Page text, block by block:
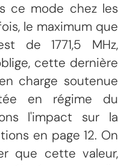
ce mode chez les
le maximum que
de 1771,5 MHz,
cette dernière
charge soutenue
en régime du
l'impact sur la
en page 12. On
que cette valeur,